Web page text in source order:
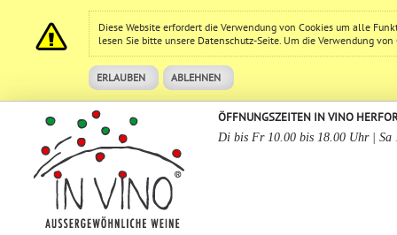
Diese Website erfordert die Verwendung von Cookies um alle
lesen Sie bitte unsere Datenschutz-Seite. Um die Verwendung
ERLAUBEN ABLEHNEN
ÖFFNUNGSZEITEN IN VINO
Di bis Fr 10.00 bis 18.00 Uhr | Sa